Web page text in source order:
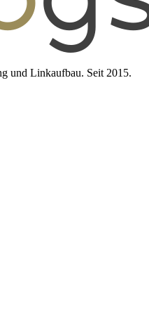
und Linkaufbau. Seit 2015.